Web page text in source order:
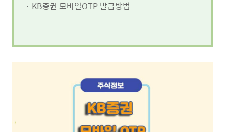
· KB증권 모바일OTP 발급방법